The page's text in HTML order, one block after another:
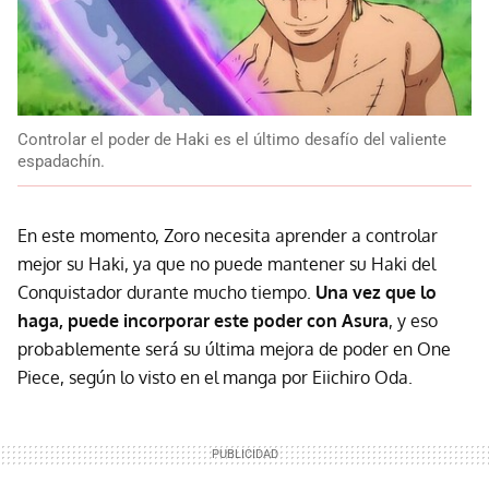
Controlar el poder de Haki es el último desafío del valiente
espadachín.
En este momento, Zoro necesita aprender a controlar
mejor su Haki, ya que no puede mantener su Haki del
Conquistador durante mucho tiempo. Una vez que lo
haga, puede incorporar este poder con Asura, y eso
probablemente será su última mejora de poder en One
Piece, según lo visto en el manga por Eiichiro Oda.